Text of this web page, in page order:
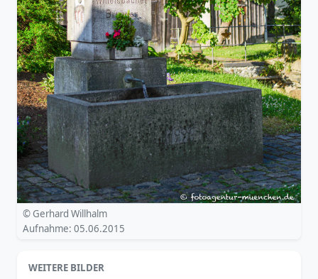
© Gerhard Willhalm
Aufnahme: 05.06.2015
WEITERE BILDER